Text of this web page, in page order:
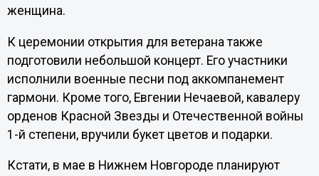
женщина.
К церемонии открытия для ветерана также
подготовили небольшой концерт. Его участники
исполнили военные песни под аккомпанемент
гармони. Кроме того, Евгении Нечаевой, кавалеру
орденов Красной Звезды и Отечественной войны
1-й степени, вручили букет цветов и подарки.
Кстати, в мае в Нижнем Новгороде планируют